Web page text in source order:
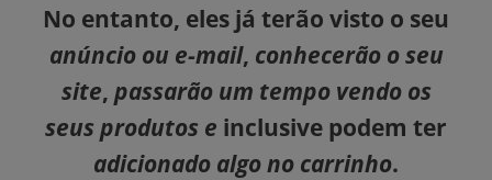
No entanto, eles já terão visto o seu
anúncio ou e-mail, conhecerão o seu
site, passarão um tempo vendo os
seus produtos e inclusive podem ter
adicionado algo no carrinho.